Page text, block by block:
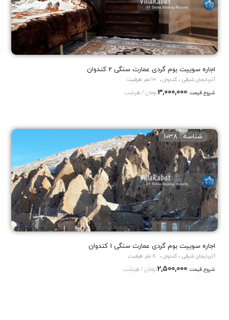
اجاره سوییت بوم گردی عمارت سنگی 2 کندوان
آذربایجان شرقی ، کندوان
10 نفر ظرفیت
شروع قیمت :3,000,000تومان / هرشب
اجاره سوییت بوم گردی عمارت سنگی 1 کندوان
شناسه : 1038
آذربایجان شرقی ، کندوان
8 نفر ظرفیت
شروع قیمت :2,500,000تومان / هرشب